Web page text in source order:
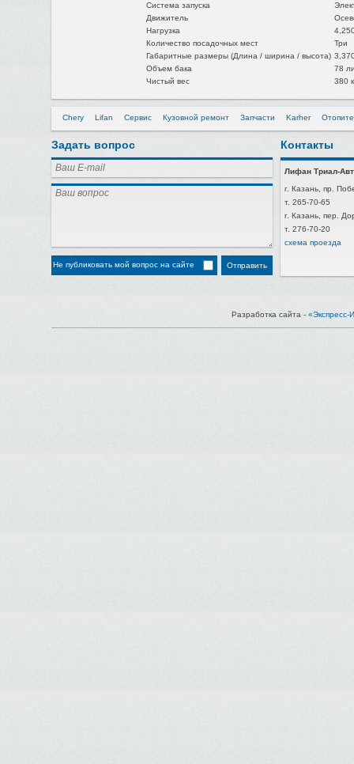
Система запуска
Движитель
Нагрузка
Количество посадочных мест
Три
Габаритные размеры (Длина / ширина / высота)
Объем бака
78
Чистый вес
380
Chery Lifan Сервис Кузовной ремонт Запчасти Karher
Задать вопрос
Не публиковать мой вопрос на сайте
Контакты
Лифан Триал-
г. Казань, пр.
т. 265-70-65
г. Казань, пер.
т. 276-70-20
схема проезда
Разработка сайта - «Экспресс-